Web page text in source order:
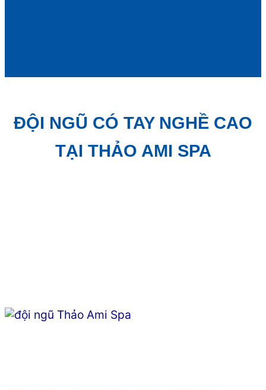
ĐỘI NGŨ CÓ TAY NGHỀ CAO
TẠI THẢO AMI SPA